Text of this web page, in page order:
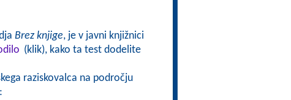
Brez knjige, je v javni knjižnici
(klik), kako ta test dodelite
raziskovalca na področju